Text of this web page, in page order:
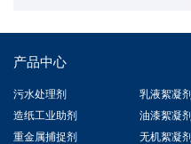
产品中心
污水处理剂
造纸工业助剂
重金属捕捉剂
乳液絮凝剂
油漆絮凝剂
无机絮凝剂